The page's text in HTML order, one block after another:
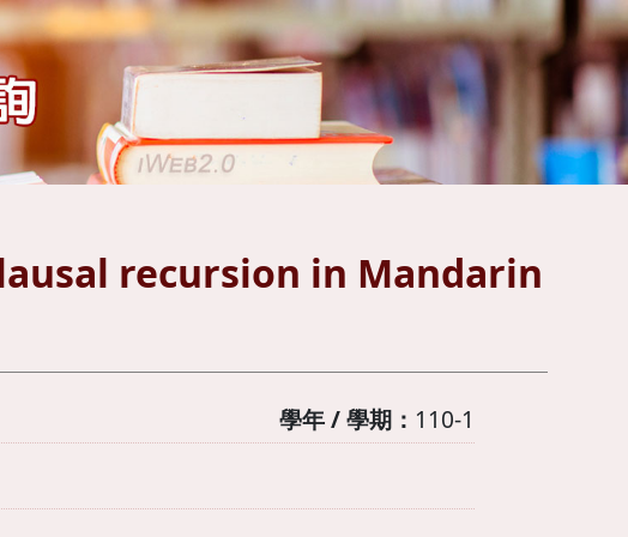
recursion in Mandarin
學年 / 學期： 110-1